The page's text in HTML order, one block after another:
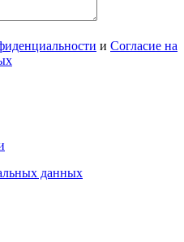
и Согласие на
данных